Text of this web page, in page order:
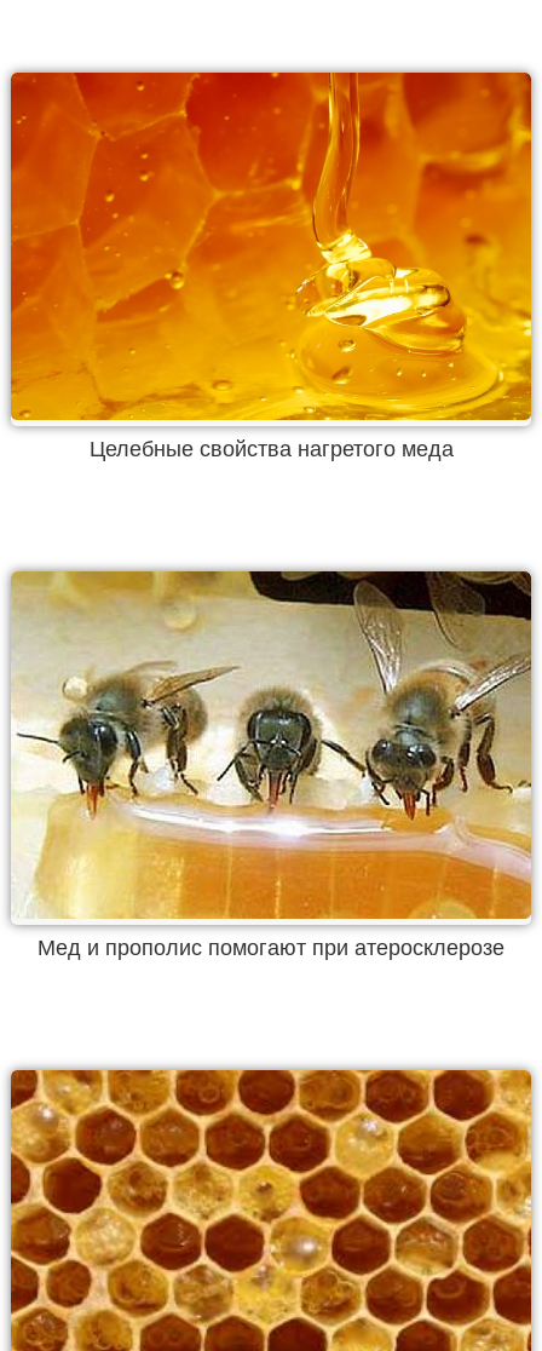
Целебные свойства нагретого меда
Мед и прополис помогают при атеросклерозе